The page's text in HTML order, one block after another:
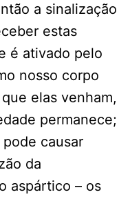
a sinalização
estas
é ativado pelo
nosso corpo
elas venham,
permanece;
causar
da
aspártico – os